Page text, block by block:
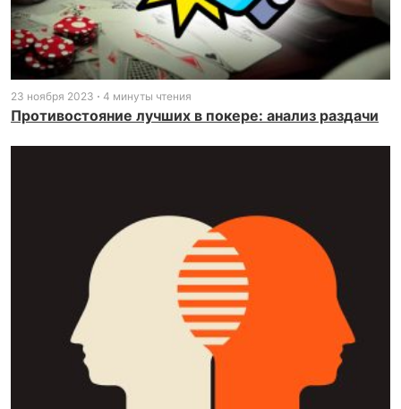
23 ноября 2023 4 минуты чтения
Противостояние лучших в покере: анализ раздачи